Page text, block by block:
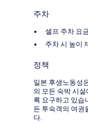
주차
셀프 주차 요
주차 시 높이
정책
일본 후생노동성
의 모든 숙박 시
록 요구하고 있습
든 투숙객의 여권
다.